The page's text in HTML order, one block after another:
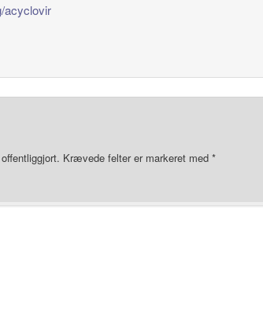
acyclovir
Krævede felter er markeret med *